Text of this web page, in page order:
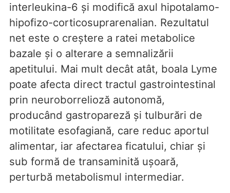
interleukina-6 și modifică axul hipotalamo-
hipofizo-corticosuprarenalian. Rezultatul
net este o creștere a ratei metabolice
bazale și o alterare a semnalizării
apetitului. Mai mult decât atât, boala Lyme
poate afecta direct tractul gastrointestinal
prin neuroborrelioză autonomă,
producând gastropareză și tulburări de
motilitate esofagiană, care reduc aportul
alimentar, iar afectarea ficatului, chiar și
sub formă de transaminită ușoară,
perturbă metabolismul intermediar.